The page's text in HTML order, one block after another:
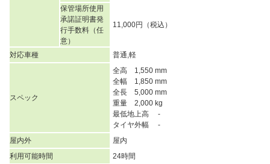
保管場所使用
承諾証明書発
行手数料（任
意）
11,000円（税込）
対応車種 普通,軽
スペック
全高 1,550 mm
全幅 1,850 mm
全長 5,000 mm
重量 2,000 kg
最低地上高 -
タイヤ外幅 -
屋内外
屋内
利用可能時間
24時間